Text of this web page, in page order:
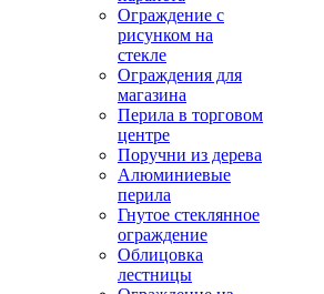
Ограждение с
рисунком на
стекле
Ограждения для
магазина
Перила в торговом
центре
Поручни из дерева
Алюминиевые
перила
Гнутое стеклянное
ограждение
Облицовка
лестницы